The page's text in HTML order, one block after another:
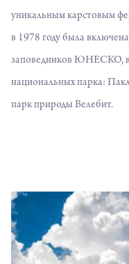
уникальным карстовым
в 1978 году была
заповедников ЮНЕСКО, в
национальных парка:
парк природы Велебит.